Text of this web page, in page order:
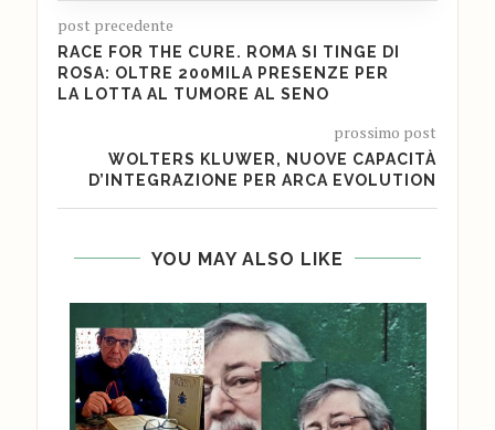
post precedente
RACE FOR THE CURE. ROMA SI TINGE DI
ROSA: OLTRE 200MILA PRESENZE PER
LA LOTTA AL TUMORE AL SENO
prossimo post
WOLTERS KLUWER, NUOVE CAPACITÀ
D’INTEGRAZIONE PER ARCA EVOLUTION
YOU MAY ALSO LIKE